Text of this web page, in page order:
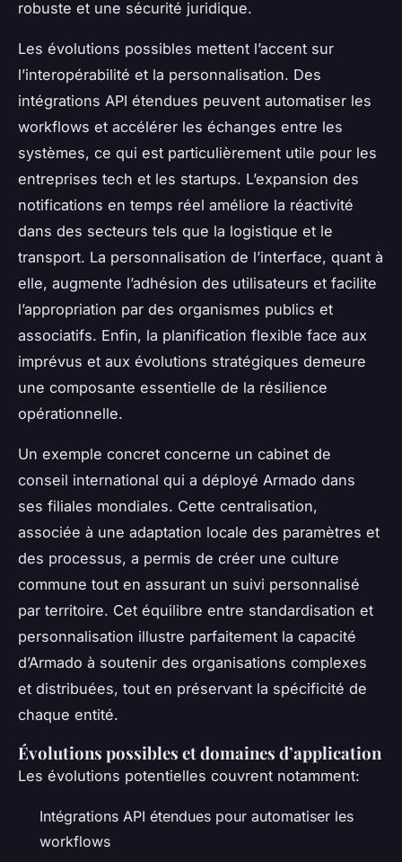
robuste et une sécurité juridique.
Les évolutions possibles mettent l’accent sur
l’interopérabilité et la personnalisation. Des
intégrations API étendues peuvent automatiser les
workflows et accélérer les échanges entre les
systèmes, ce qui est particulièrement utile pour les
entreprises tech et les startups. L’expansion des
notifications en temps réel améliore la réactivité
dans des secteurs tels que la logistique et le
transport. La personnalisation de l’interface, quant à
elle, augmente l’adhésion des utilisateurs et facilite
l’appropriation par des organismes publics et
associatifs. Enfin, la planification flexible face aux
imprévus et aux évolutions stratégiques demeure
une composante essentielle de la résilience
opérationnelle.
Un exemple concret concerne un cabinet de
conseil international qui a déployé Armado dans
ses filiales mondiales. Cette centralisation,
associée à une adaptation locale des paramètres et
des processus, a permis de créer une culture
commune tout en assurant un suivi personnalisé
par territoire. Cet équilibre entre standardisation et
personnalisation illustre parfaitement la capacité
d’Armado à soutenir des organisations complexes
et distribuées, tout en préservant la spécificité de
chaque entité.
Évolutions possibles et domaines d’application
Les évolutions potentielles couvrent notamment:
Intégrations API étendues pour automatiser les
workflows